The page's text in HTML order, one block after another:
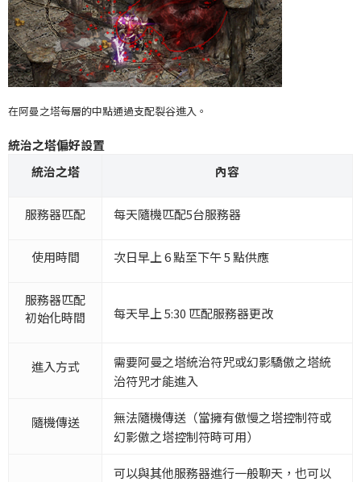
在阿曼之塔每層的中點通過支配裂谷進入。
統治之塔偏好設置
統治之塔
內容
服務器匹配 每天隨機匹配5台服務器
使用時間 次日早上 6 點至下午 5 點供應
服務器匹配
初始化時間
每天早上 5:30 匹配服務器更改
進入方式
需要阿曼之塔統治符咒或幻影驕傲之塔統
治符咒才能進入
隨機傳送
無法隨機傳送（當擁有傲慢之塔控制符或
幻影傲之塔控制符時可用）
可以與其他服務器進行一般聊天，也可以